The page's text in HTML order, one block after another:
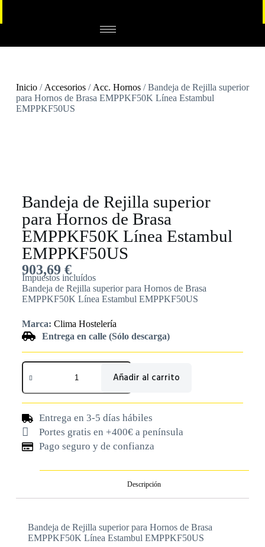
Inicio/ Accesorios/ Acc. Hornos/ Bandeja de Rejilla superior
para Hornos de Brasa EMPPKF50K Línea Estambul
EMPPKF50US
Bandeja de Rejilla superior
para Hornos de Brasa
EMPPKF50K Línea Estambul
EMPPKF50US
903,69 €
Impuestos incluídos
Bandeja de Rejilla superior para Hornos de Brasa
EMPPKF50K Línea Estambul EMPPKF50US
Marca: Clima Hostelería
Entrega en calle (Sólo descarga)
Añadir al carrito
Entrega en 3-5 días hábiles
Portes gratis en +400€ a península
Pago seguro y de confianza
Descripción
Bandeja de Rejilla superior para Hornos de Brasa
EMPPKF50K Línea Estambul EMPPKF50US